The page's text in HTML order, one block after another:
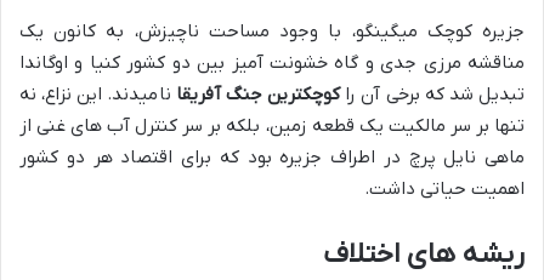
جزیره کوچک میگینگو، با وجود مساحت ناچیزش، به کانون یک
مناقشه مرزی جدی و گاه خشونت آمیز بین دو کشور کنیا و اوگاندا
تبدیل شد که برخی آن راکوچکترین جنگ آفریقا نامیدند. این نزاع، نه
تنها بر سر مالکیت یک قطعه زمین، بلکه بر سر کنترل آب های غنی از
ماهی نایل پرچ در اطراف جزیره بود که برای اقتصاد هر دو کشور
اهمیت حیاتی داشت.
ریشه های اختلاف